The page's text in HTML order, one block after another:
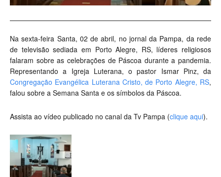
Na sexta-feira Santa, 02 de abril, no jornal da Pampa, da rede
de televisão sediada em Porto Alegre, RS, líderes religiosos
falaram sobre as celebrações de Páscoa durante a pandemia.
Representando a Igreja Luterana, o pastor Ismar Pinz, da
Congregação Evangélica Luterana Cristo, de Porto Alegre, RS,
falou sobre a Semana Santa e os símbolos da Páscoa.
Assista ao vídeo publicado no canal da Tv Pampa (clique aqui).